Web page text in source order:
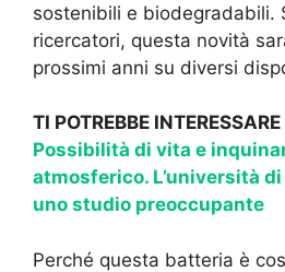
sostenibili e biodegradabili.
ricercatori, questa novità
prossimi anni su diversi
TI POTREBBE
Possibilità di vita e
atmosferico. L’università
uno studio preoccupante
Perché questa batteria è